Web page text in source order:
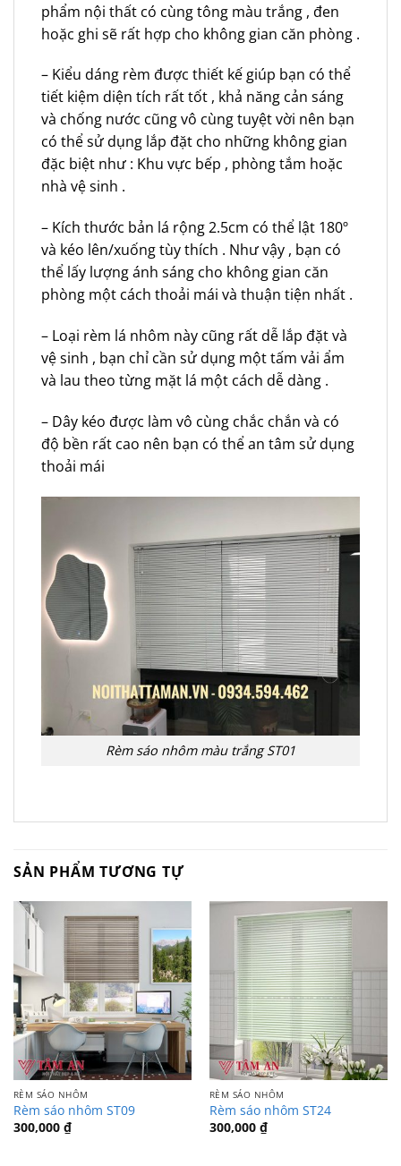
phẩm nội thất có cùng tông màu trắng , đen
hoặc ghi sẽ rất hợp cho không gian căn phòng .
– Kiểu dáng rèm được thiết kế giúp bạn có thể
tiết kiệm diện tích rất tốt , khả năng cản sáng
và chống nước cũng vô cùng tuyệt vời nên bạn
có thể sử dụng lắp đặt cho những không gian
đặc biệt như : Khu vực bếp , phòng tắm hoặc
nhà vệ sinh .
– Kích thước bản lá rộng 2.5cm có thể lật 180º
và kéo lên/xuống tùy thích . Như vậy , bạn có
thể lấy lượng ánh sáng cho không gian căn
phòng một cách thoải mái và thuận tiện nhất .
– Loại rèm lá nhôm này cũng rất dễ lắp đặt và
vệ sinh , bạn chỉ cần sử dụng một tấm vải ẩm
và lau theo từng mặt lá một cách dễ dàng .
– Dây kéo được làm vô cùng chắc chắn và có
độ bền rất cao nên bạn có thể an tâm sử dụng
thoải mái
Rèm sáo nhôm màu trắng ST01
SẢN PHẨM TƯƠNG TỰ
RÈM SÁO NHÔM
Rèm sáo nhôm ST09
300,000 ₫
RÈM SÁO NHÔM
Rèm sáo nhôm ST24
300,000 ₫